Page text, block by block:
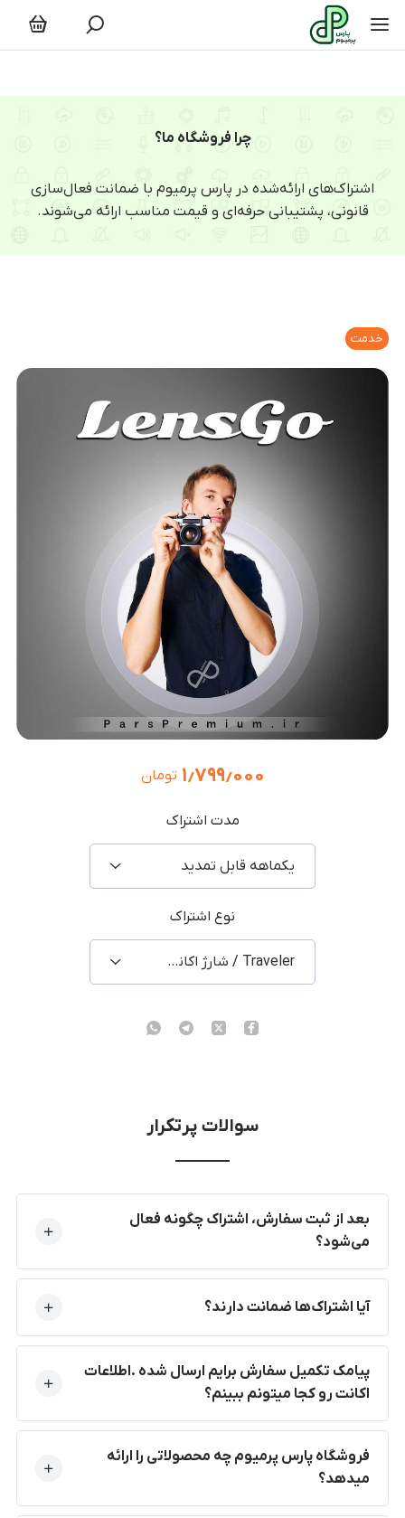
چرا فروشگاه ما؟
اشتراک‌های ارائه‌شده در پارس پرمیوم با ضمانت فعال‌سازی
قانونی، پشتیبانی حرفه‌ای و قیمت مناسب ارائه می‌شوند.
خدمت
۱٫۷۹۹٫۰۰۰ تومان
مدت اشتراک
یکماهه قابل تمدید
نوع اشتراک
Traveler / شارژ اکانت شخصی
سوالات پرتکرار
بعد از ثبت سفارش، اشتراک چگونه فعال
می‌شود؟
آیا اشتراک‌ها ضمانت دارند؟
پیامک تکمیل سفارش برایم ارسال شده .اطلاعات
اکانت رو کجا میتونم ببینم؟
فروشگاه پارس پرمیوم چه محصولاتی را ارائه
میدهد؟